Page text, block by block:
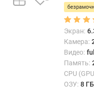
л
Экран:
Камера:
Видео:
Память:
CPU
ОЗУ: 8